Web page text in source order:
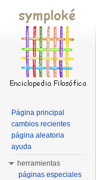
Página principal
cambios recientes
página aleatoria
ayuda
herramientas
páginas especiales